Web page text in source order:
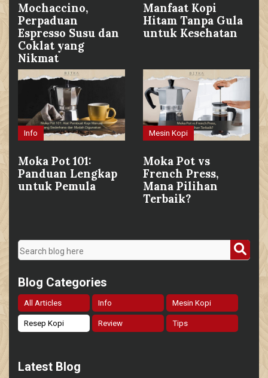
Mochaccino,
Perpaduan
Espresso Susu dan
Coklat yang
Nikmat
Manfaat Kopi
Hitam Tanpa Gula
untuk Kesehatan
Info
Moka Pot 101:
Panduan Lengkap
untuk Pemula
Mesin Kopi
Moka Pot vs
French Press,
Mana Pilihan
Terbaik?
Blog Categories
All Articles Info Mesin Kopi
Resep Kopi Review Tips
Latest Blog